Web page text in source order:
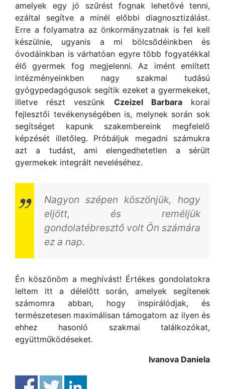
amelyek egy jó szűrést fognak lehetővé tenni,
ezáltal segítve a minél előbbi diagnosztizálást.
Erre a folyamatra az önkormányzatnak is fel kell
készülnie, ugyanis a mi bölcsődéinkben és
óvodáinkban is várhatóan egyre több fogyatékkal
élő gyermek fog megjelenni. Az imént említett
intézményeinkben nagy szakmai tudású
gyógypedagógusok segítik ezeket a gyermekeket,
illetve részt veszünk Czeizel Barbarakorai
fejlesztői tevékenységében is, melynek során sok
segítséget kapunk szakembereink megfelelő
képzését illetőleg. Próbáljuk megadni számukra
azt a tudást, ami elengedhetetlen a sérült
gyermekek integrált neveléséhez.
Nagyon szépen köszönjük, hogy
eljött, és reméljük
gondolatébresztő volt Ön számára
ez a nap.
Én köszönöm a meghívást! Értékes gondolatokra
leltem itt a délelőtt során, amelyek segítenek
számomra abban, hogy inspirálódjak, és
természetesen maximálisan támogatom az ilyen és
ehhez hasonló szakmai találkozókat,
együttműködéseket.
Ivanova Daniela